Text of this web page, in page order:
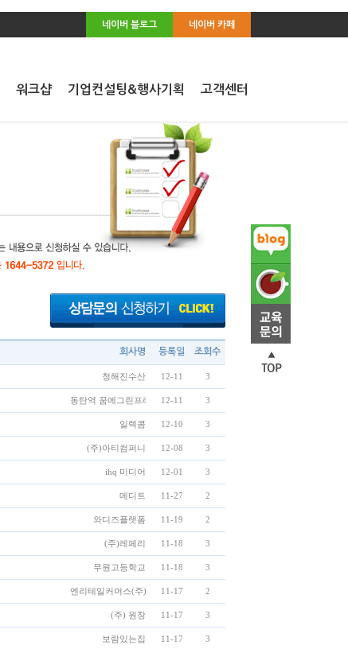
네이버 카페
네이버 블로그
워크샵 기업컨설팅&행사기획 고객센터
회사명 등록일 조회수
청해진수산 12-11 3
동탄역 꿈에그린프레스티지
12-11 3
일렉콤 12-10 3
(주)아티컴퍼니 12-08 3
ihq 미디어 12-01 3
메디트 11-27 2
와디즈플랫폼 11-19 2
(주)레페리 11-18 3
무원고등학교 11-18 3
엔리테일커머스(주) 11-17 2
(주) 원창 11-17 3
보람있는집 11-17 3